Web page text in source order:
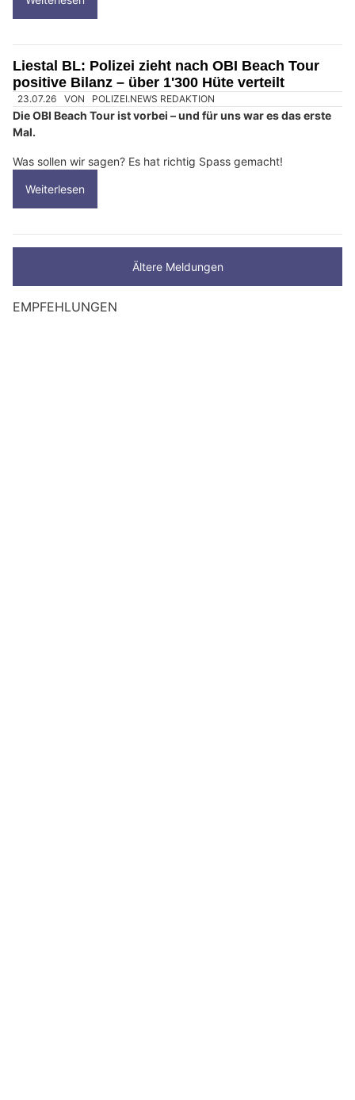
Liestal BL: Polizei zieht nach OBI Beach Tour
positive Bilanz – über 1'300 Hüte verteilt
23.07.26 VON POLIZEI.NEWS REDAKTION
Die OBI Beach Tour ist vorbei – und für uns war es das erste
Mal.
Was sollen wir sagen? Es hat richtig Spass gemacht!
Weiterlesen
Ältere Meldungen
EMPFEHLUNGEN